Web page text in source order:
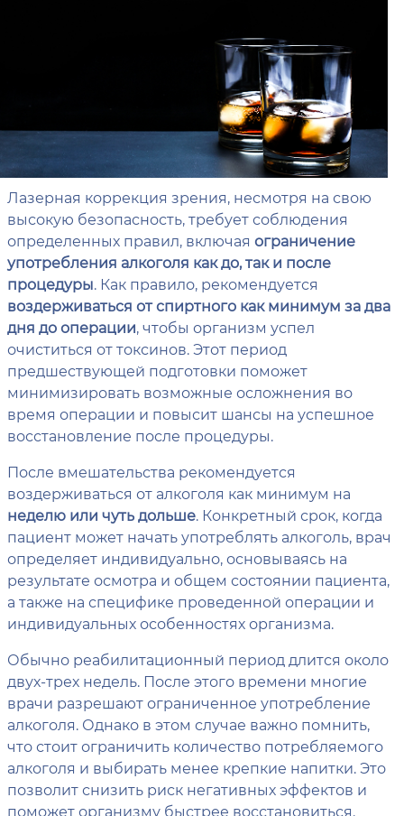
Лазерная коррекция зрения, несмотря на свою
высокую безопасность, требует соблюдения
определенных правил, включая ограничение
употребления алкоголя как до, так и после
процедуры. Как правило, рекомендуется
воздерживаться от спиртного как минимум за два
дня до операции, чтобы организм успел
очиститься от токсинов. Этот период
предшествующей подготовки поможет
минимизировать возможные осложнения во
время операции и повысит шансы на успешное
восстановление после процедуры.
После вмешательства рекомендуется
воздерживаться от алкоголя как минимум на
неделю или чуть дольше. Конкретный срок, когда
пациент может начать употреблять алкоголь, врач
определяет индивидуально, основываясь на
результате осмотра и общем состоянии пациента,
а также на специфике проведенной операции и
индивидуальных особенностях организма.
Обычно реабилитационный период длится около
двух-трех недель. После этого времени многие
врачи разрешают ограниченное употребление
алкоголя. Однако в этом случае важно помнить,
что стоит ограничить количество потребляемого
алкоголя и выбирать менее крепкие напитки. Это
позволит снизить риск негативных эффектов и
поможет организму быстрее восстановиться.